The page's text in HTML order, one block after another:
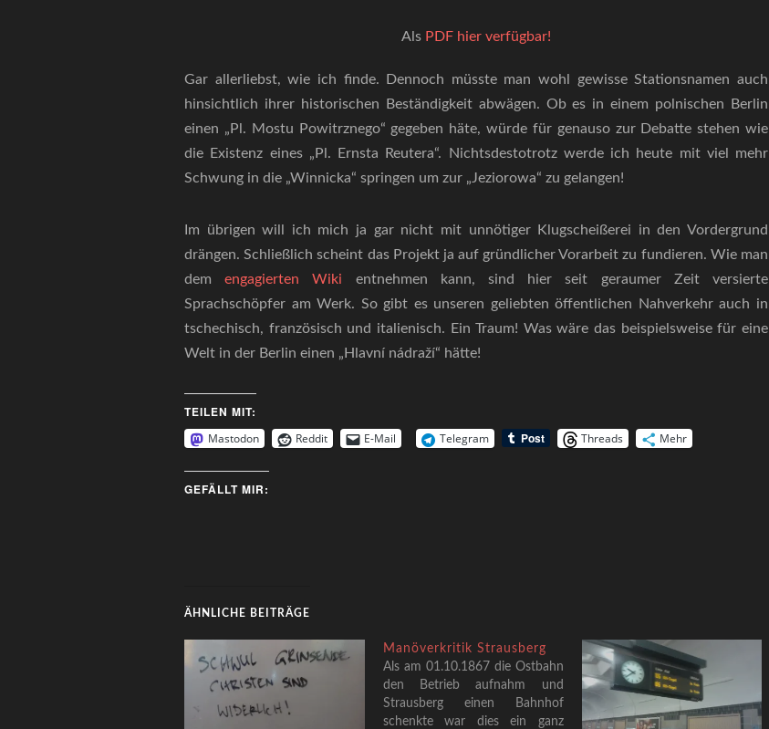
Als PDF hier verfügbar!
Gar allerliebst, wie ich finde. Dennoch müsste man wohl gewisse Stationsnamen auch
hinsichtlich ihrer historischen Beständigkeit abwägen. Ob es in einem polnischen Berlin
einen „Pl. Mostu Powitrznego“ gegeben häte, würde für genauso zur Debatte stehen wie
die Existenz eines „Pl. Ernsta Reutera“. Nichtsdestotrotz werde ich heute mit viel mehr
Schwung in die „Winnicka“ springen um zur „Jeziorowa“ zu gelangen!
Im übrigen will ich mich ja gar nicht mit unnötiger Klugscheißerei in den Vordergrund
drängen. Schließlich scheint das Projekt ja auf gründlicher Vorarbeit zu fundieren. Wie man
demengagierten Wiki entnehmen kann, sind hier seit geraumer Zeit versierte
Sprachschöpfer am Werk. So gibt es unseren geliebten öffentlichen Nahverkehr auch in
tschechisch, französisch und italienisch. Ein Traum! Was wäre das beispielsweise für eine
Welt in der Berlin einen „Hlavní nádraží“ hätte!
TEILEN MIT:
Mastodon Reddit E-Mail Telegram Threads Mehr
GEFÄLLT MIR:
ÄHNLICHE BEITRÄGE
Manöverkritik Strausberg
Als am 01.10.1867 die Ostbahn
den Betrieb aufnahm und
Strausberg einen Bahnhof
schenkte war dies ein ganz